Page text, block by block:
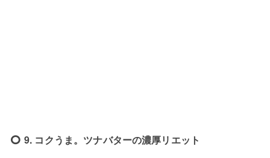
9. コクうま。ツナバターの濃厚リエット